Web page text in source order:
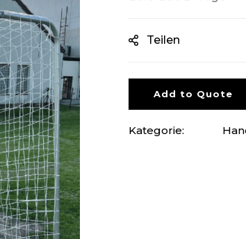
Teilen
Add to Quote
Kategorie: